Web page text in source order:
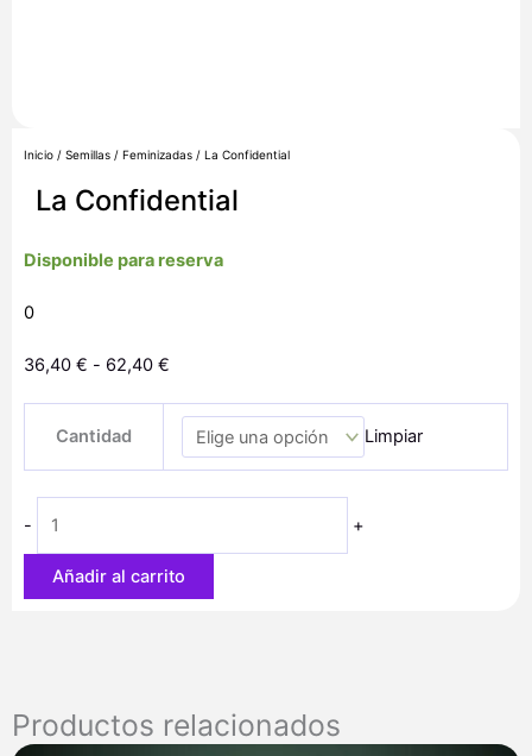
Inicio / Semillas / Feminizadas / La Confidential
La Confidential
Disponible para reserva
0
36,40 € - 62,40 €
precios:
desde
36,40 €
Cantidad Limpiar
-
Confidential
cantidad
+
Añadir al carrito
Productos relacionados